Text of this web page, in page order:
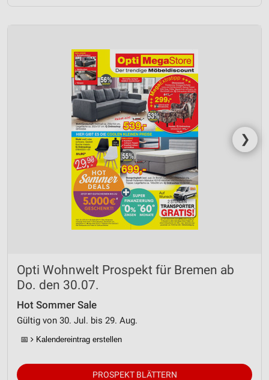
❯
Opti Wohnwelt Prospekt für Bremen ab
Do. den 30.07.
Hot Sommer Sale
Gültig von 30. Jul. bis 29. Aug.
📅 Kalendereintrag erstellen
PROSPEKT BLÄTTERN